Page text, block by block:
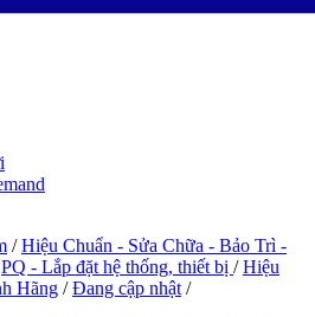
/Hiệu Chuẩn - Sửa Chữa - Bảo Trì -
- Lắp đặt hệ thống, thiết bị /Hiệu
Hãng /Đang cập nhật /